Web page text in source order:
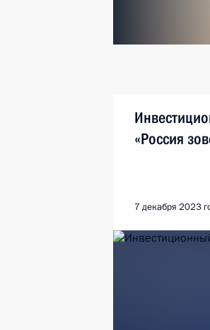
«Россия
7 декабря 2023